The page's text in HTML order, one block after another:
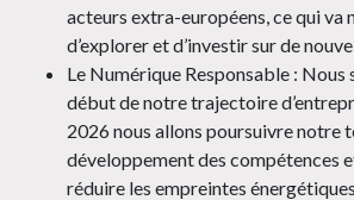
acteurs extra-européens, ce qui va
d’explorer et d’investir sur de
Le Numérique Responsable : Nous
début de notre trajectoire
2026 nous allons poursuivre notre
développement des compétences
réduire les empreintes